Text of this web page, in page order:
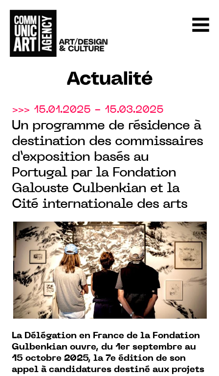
Actualité
>>> 15.01.2025 - 15.03.2025
Un programme de résidence à
destination des commissaires
d’exposition basés au
Portugal par la Fondation
Galouste Culbenkian et la
Cité internationale des arts
La Délégation en France de la Fondation
Gulbenkian ouvre, du 1er septembre au
15 octobre 2025, la 7e édition de son
appel à candidatures destiné aux projets